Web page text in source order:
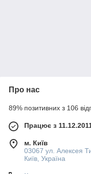
Про нас
89% позитивних з 106
Працює з
м. Київ
03067 ул. Алексея
Київ, Україна